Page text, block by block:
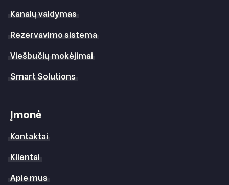
Kanalų valdymas
Rezervavimo sistema
Viešbučių mokėjimai
Smart Solutions
Įmonė
Kontaktai
Klientai
Apie mus